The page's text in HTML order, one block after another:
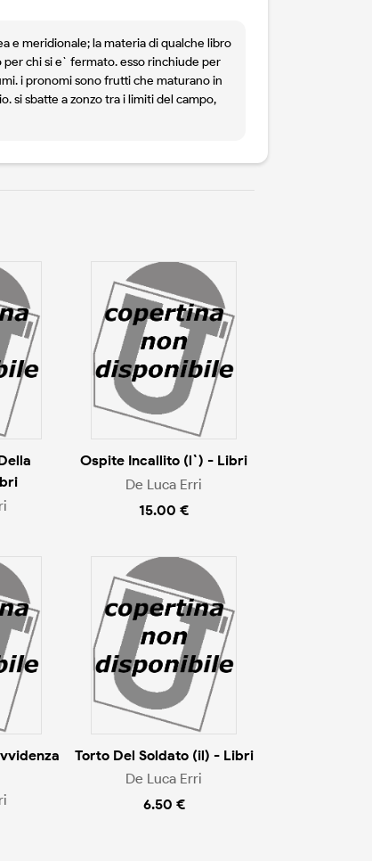
e meridionale; la materia di qualche libro
chi si e` fermato. esso rinchiude per
i pronomi sono frutti che maturano in
si sbatte a zonzo tra i limiti del campo,
Ospite Incallito (l`) - Libri
De Luca Erri
15.00 €
Torto Del Soldato (il) - Libri
De Luca Erri
6.50 €